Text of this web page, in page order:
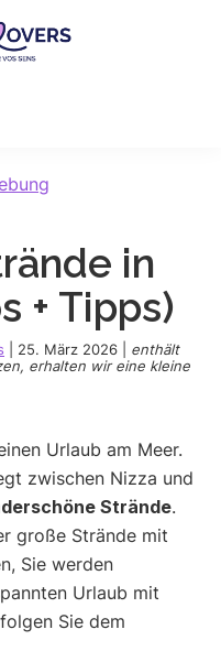
in
+ Tipps)
25. März 2026
enthält
erhalten wir eine kleine
Urlaub am Meer.
zwischen Nizza und
Strände.
große Strände mit
Sie werden
Urlaub mit
Sie dem